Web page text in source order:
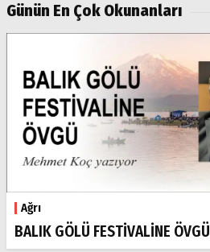
Günün En Çok Okunanları
Ağrı
BALIK GÖLÜ FESTİVALİNE ÖVGÜ